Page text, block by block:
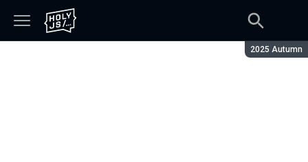
Сезон:
2025 Autumn